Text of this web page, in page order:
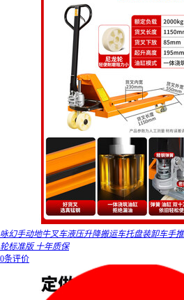
咏幻手动地牛叉车液压升降搬运车托盘装卸车手
轮标准版 十年质保
0条评价